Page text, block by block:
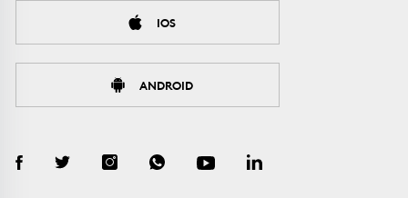
IOS
ANDROID